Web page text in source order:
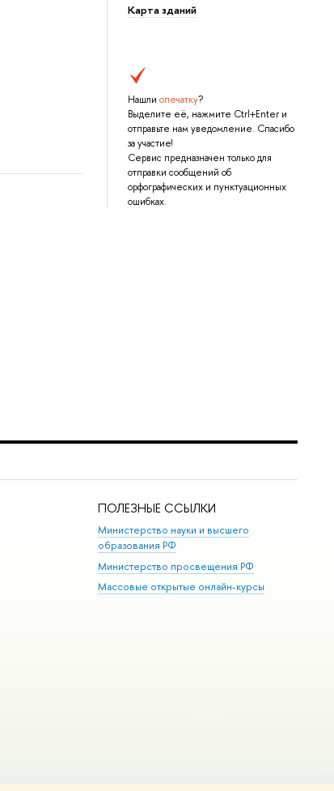
Карта зданий
Нашли опечатку?
Выделите её, нажмите Ctrl+Enter и
отправьте нам уведомление. Спасибо
за участие!
Сервис предназначен только для
отправки сообщений об
орфографических и пунктуационных
ошибках.
ПОЛЕЗНЫЕ ССЫЛКИ
Министерство науки и высшего
образования РФ
Министерство просвещения РФ
Массовые открытые онлайн-курсы